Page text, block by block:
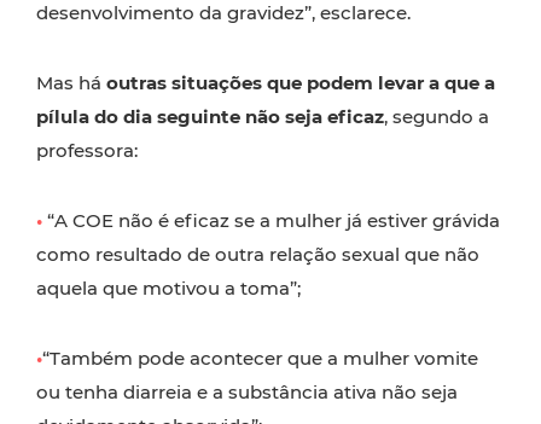
desenvolvimento da gravidez”, esclarece.
Mas há outras situações que podem levar a que a
pílula do dia seguinte não seja eficaz, segundo a
professora:
• “A COE não é eficaz se a mulher já estiver grávida
como resultado de outra relação sexual que não
aquela que motivou a toma”;
•“Também pode acontecer que a mulher vomite
ou tenha diarreia e a substância ativa não seja